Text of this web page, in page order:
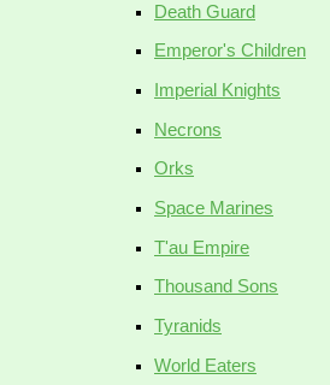
Death Guard
Emperor's Children
Imperial Knights
Necrons
Orks
Space Marines
T'au Empire
Thousand Sons
Tyranids
World Eaters